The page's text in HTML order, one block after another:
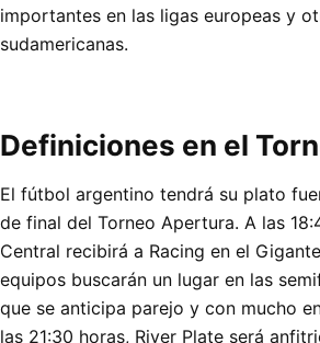
importantes en las ligas europeas y
sudamericanas.
Definiciones en el
El fútbol argentino tendrá su plato
de final del Torneo Apertura. A las
Central recibirá a Racing en el
equipos buscarán un lugar en las
que se anticipa parejo y con mucho
las 21:30 horas, River Plate será